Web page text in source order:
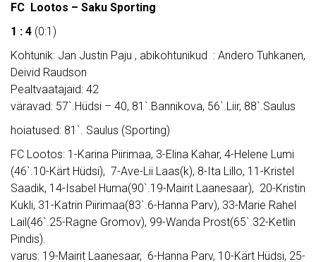
FC Lootos – Saku Sporting
1 : 4 (0:1)
Kohtunik: Jan Justin Paju , abikohtunikud : Andero Tuhkanen,
Deivid Raudson
Pealtvaatajaid: 42
väravad: 57`.Hüdsi – 40, 81`.Bannikova, 56`.Liir, 88`.Saulus
hoiatused: 81`. Saulus (Sporting)
FC Lootos: 1-Karina Piirimaa, 3-Elina Kahar, 4-Helene Lumi
(46`.10-Kärt Hüdsi), 7-Ave-Lii Laas(k), 8-Ita Lillo, 11-Kristel
Saadik, 14-Isabel Huma(90`.19-Mairit Laanesaar), 20-Kristin
Kukli, 31-Katrin Piirimaa(83`.6-Hanna Parv), 33-Marie Rahel
Lail(46`.25-Ragne Gromov), 99-Wanda Prost(65`.32-Ketlin
Pindis).
varus: 19-Mairit Laanesaar, 6-Hanna Parv, 10-Kärt Hüdsi, 25-